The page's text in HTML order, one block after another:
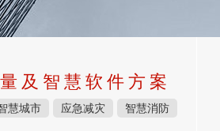
及智慧软件方案
慧城市 应急减灾 智慧消防